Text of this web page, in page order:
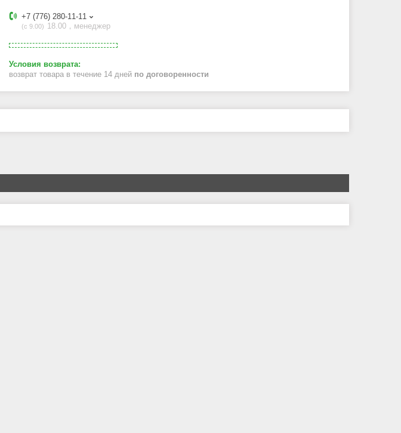
+7 (776) 280-11-11
с 9.00 18.00，менеджер
возврат товара в течение 14 дней по договоренности